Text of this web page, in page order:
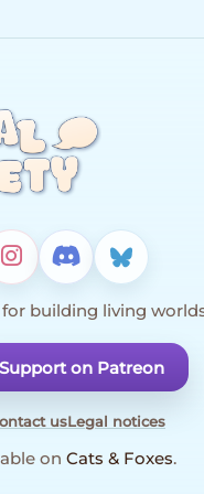
building living
Support on Patreon
usLegal notices
on Cats & Foxes.